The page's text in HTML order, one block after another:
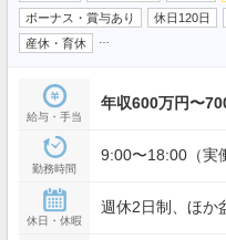
ボーナス・賞与あり
休日120日
産休・育休
給与・手当
年収600万円〜
勤務時間
9:00〜18:00（実
休日・休暇
週休2日制、ほか